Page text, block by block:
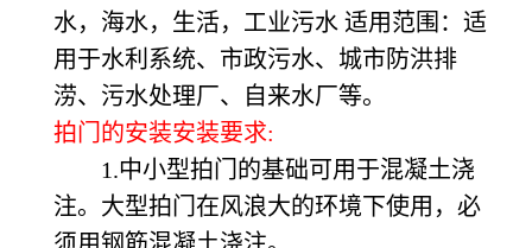
水，海水，生活，工业污水 适用范围：适
用于水利系统、市政污水、城市防洪排
涝、污水处理厂、自来水厂等。
拍门的安装安装要求:
1.中小型拍门的基础可用于混凝土浇
注。大型拍门在风浪大的环境下使用，必